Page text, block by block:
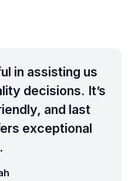
in assisting us
decisions. It’s
and last
exceptional